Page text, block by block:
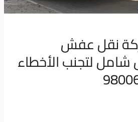
نقل عفش
شامل لتجنب الأخطاء